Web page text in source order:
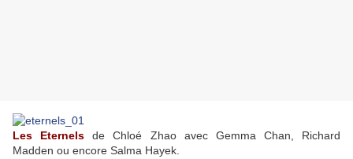
Les Eternels de Chloé Zhao avec Gemma Chan, Richard
Madden ou encore Salma Hayek.